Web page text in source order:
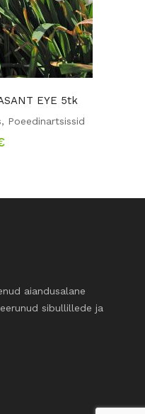
EYE 5tk
, Poeedinartsissid
aiandusalane
sibullillede ja